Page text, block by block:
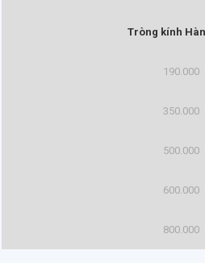
Tròng kính
190.000
350.000
500.000
600.000
800.000